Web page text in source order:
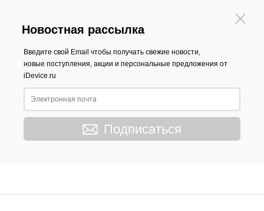
Новостная рассылка
Введите свой Email чтобы получать свежие новости,
новые поступления, акции и персональные предложения от
iDevice.ru
Подписаться